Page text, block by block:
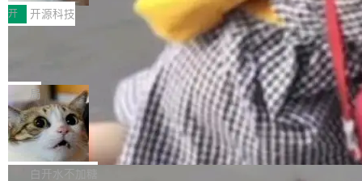
只需要几毫秒的 CPU 时间，但容器从冷启动到
就绪要花数秒。如果未来有十...
文，标题只有六个字：Apple is getting this wro
ng。 然后，它把邮件往来和 iMessage 聊天记
录全贴了出来。 他发错人了 苹果外部律师 Gabr
iel Gross 来自 Weil 律所，2 月 23 日下午 5:53
给 OpenAI 总法律顾问 Che Chang 发了封邮
件，附了一封长信，要求 OpenAI 配合调查前苹
果员工带走机密信...
搭子
I MatePad Edge应用市场，直接下载即可使
用，与鸿蒙电脑上的体验一致。值得一提的是，
这是目前市面上唯一支持平板接入WorkBuddy P
C版的产品，搭载“人机双写”重磅功能——你写
你的，AI写AI的，同屏协作互不干扰。一句话让
AI帮你干活，现在开启全新体验！ 温馨提示：
体验WorkBuddy鸿蒙PC版前，请将 HUAWEI M
atePad Edge 升级至 HarmonyOS 6.1.0.135S
P9 patch03及以上版本。 *升级路径：设置 > 搜
开 开源科技
FFmpeg 9.0 发布：代号“Lei”，以此纪
全球知名开源多媒体框架 FFmpeg 今天正式发
布了 9.0 版本。这个版本除了带来新一代音视频
处理能力和硬件加速支持之外，还有一个特殊之
处：FFmpeg 9.0 的代号是“Lei”。 这个名字，
来自中国开发者雷霄骅（Lei Xiaohua）。 对于
很多中国音视频开发者而言，这个名字并不陌
局
亚马逊成本失控：AI 写代码烧掉 1215
万元，超预算 860%
外媒近日曝光了亚马逊的多份内部报告显示，AI
导致公司在多个项目上超支。《金融时报》报道
白开水不加糖